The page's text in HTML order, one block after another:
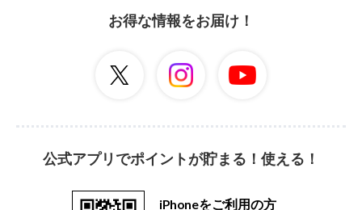
お得な情報をお届け！
公式アプリでポイントが貯まる！使える！
iPhoneをご利用の方